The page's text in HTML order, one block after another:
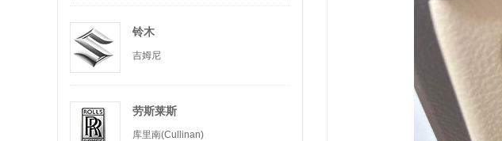
铃木
吉姆尼
劳斯莱斯
库里南(Cullinan)